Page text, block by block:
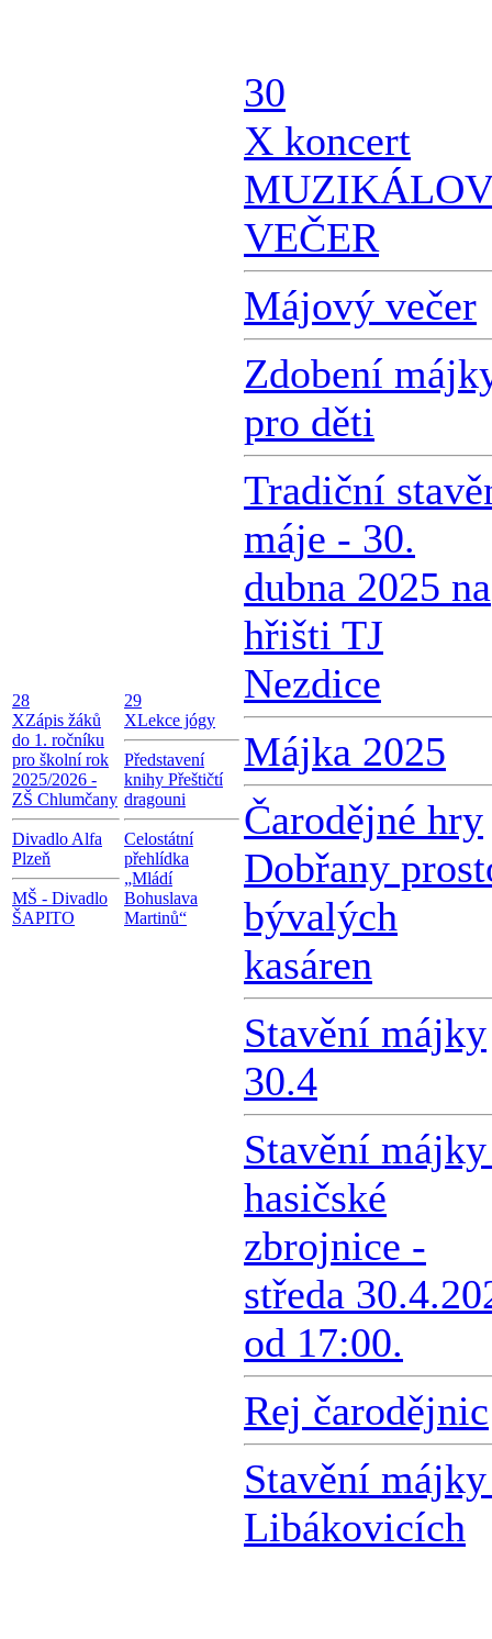
28
XZápis žáků
do 1. ročníku
pro školní rok
2025/2026 -
ZŠ Chlumčany
Divadlo Alfa
Plzeň
MŠ - Divadlo
ŠAPITO
29
XLekce jógy
Představení
knihy Přeštičtí
dragouni
Celostátní
přehlídka
„Mládí
Bohuslava
Martinů“
30
X koncert
VEČER
Májový večer
Zdobení
pro děti
Tradiční
máje - 30.
dubna 2025 na
hřišti TJ
Nezdice
Májka 2025
Čarodějné hry
Dobřany
bývalých
kasáren
Stavění májky
30.4
Stavění
hasičské
zbrojnice -
středa
od 17:00.
Rej čarodějnic
Stavění
Libákovicích